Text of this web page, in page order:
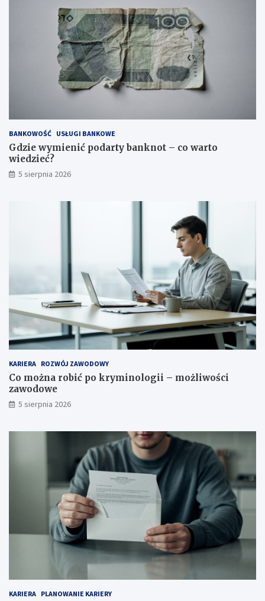
BANKOWOŚĆ USŁUGI BANKOWE
Gdzie wymienić podarty banknot – co warto
wiedzieć?
5 sierpnia 2026
KARIERA ROZWÓJ ZAWODOWY
Co można robić po kryminologii – możliwości
zawodowe
5 sierpnia 2026
KARIERA PLANOWANIE KARIERY